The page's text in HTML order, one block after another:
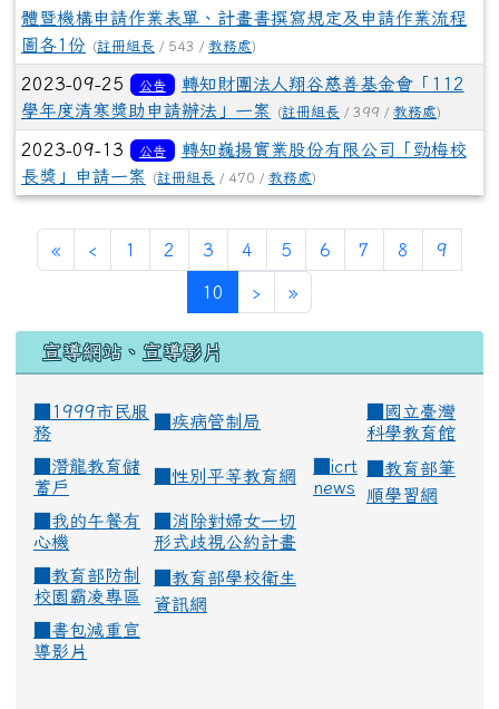
體暨機構申請作業表單、計畫書撰寫規定及申請作業流程
圖各1份
(註冊組長 / 543 / 教務處)
2023-09-25 公告
轉知財團法人翔谷慈善基金會「112
學年度清寒獎助申請辦法」一案
(註冊組長 / 399 / 教務處)
2023-09-13 公告
轉知巍揚實業股份有限公司「勁梅校
長獎」申請一案
(註冊組長 / 470 / 教務處)
« ‹ 1 2 3 4 5 6 7 8 9
10 (current)
› »
宣導網站、宣導影片
■1999市民服
務
疾病管制局
國立臺灣
科學教育館
潛龍教育儲
蓄戶
性別平等教育網
icrt
news
教育部筆
順學習網
我的午餐有
心機
消除對婦女一切
形式歧視公約計畫
教育部防制
校園霸凌專區
教育部學校衛生
資訊網
書包減重宣
導影片